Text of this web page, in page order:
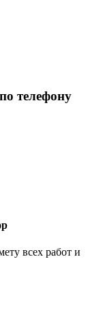
телефону
всех работ и